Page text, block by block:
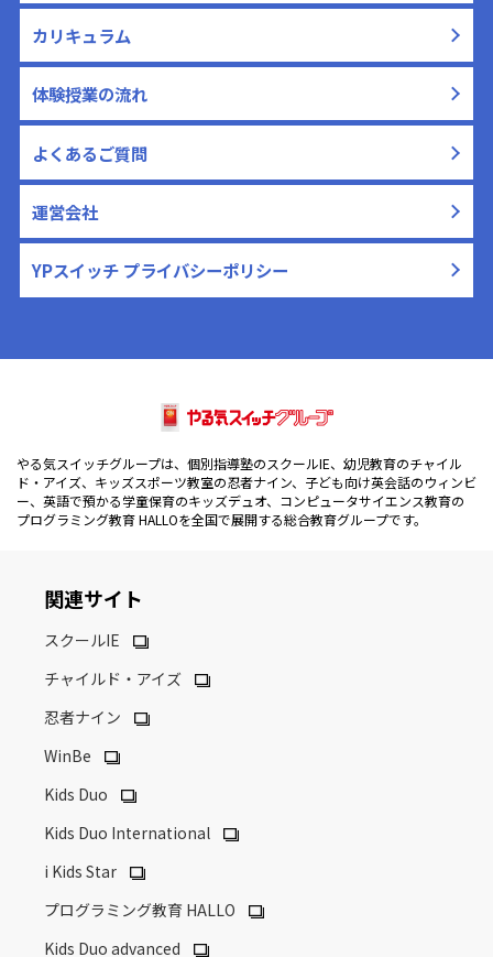
カリキュラム
体験授業の流れ
よくあるご質問
運営会社
YPスイッチ プライバシーポリシー
やる気スイッチグループは、個別指導塾のスクールIE、幼児教育のチャイル
ド・アイズ、キッズスポーツ教室の忍者ナイン、子ども向け英会話のウィンビ
ー、英語で預かる学童保育のキッズデュオ、コンピュータサイエンス教育の
プログラミング教育 HALLOを全国で展開する総合教育グループです。
関連サイト
スクールIE
チャイルド・アイズ
忍者ナイン
WinBe
Kids Duo
Kids Duo International
i Kids Star
プログラミング教育 HALLO
Kids Duo advanced